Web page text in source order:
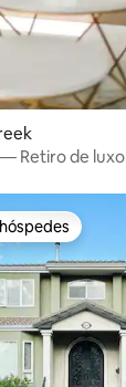
Retiro de
preferidos dos